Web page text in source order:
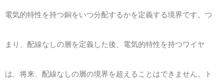
電気的特性を持つ銅をいつ分配するかを定義する境界です。つ
まり、配線なしの層を定義した後、電気的特性を持つワイヤ
は、将来、配線なしの層の境界を超えることはできません。ト